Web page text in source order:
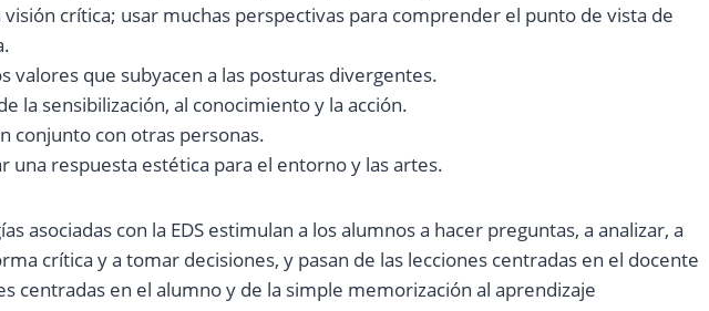
crítica; usar muchas perspectivas para comprender el punto de vista de
valores que subyacen a las posturas divergentes.
la sensibilización, al conocimiento y la acción.
conjunto con otras personas.
una respuesta estética para el entorno y las artes.
asociadas con la EDS estimulan a los alumnos a hacer preguntas, a analizar, a
crítica y a tomar decisiones, y pasan de las lecciones centradas en el docente
centradas en el alumno y de la simple memorización al aprendizaje